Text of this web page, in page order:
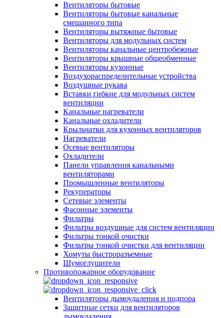
Вентиляторы бытовые
Вентиляторы бытовые канальные
смешанного типа
Вентиляторы вытяжные бытовые
Вентиляторы для модульных систем
Вентиляторы канальные центробежные
Вентиляторы крышные общеобменные
Вентиляторы кухонные
Воздухораспределительные устройства
Воздушные рукава
Вставки гибкие для модульных систем
вентиляции
Канальные нагреватели
Канальные охладители
Крыльчатки для кухонных вентиляторов
Нагреватели
Осевые вентиляторы
Охладители
Панели управления канальными
вентиляторами
Промышленные вентиляторы
Рекуператоры
Сетевые элементы
Фасонные элементы
Фильтры
Фильтры воздушные для систем вентиляции
Фильтры тонкой очистки
Фильтры тонкой очистки для вентиляции
Хомуты быстроразъемные
Шумоглушители
Противопожарное оборудование
Вентиляторы дымоудаления и подпора
Защитные сетки для вентиляторов
дымоудаления